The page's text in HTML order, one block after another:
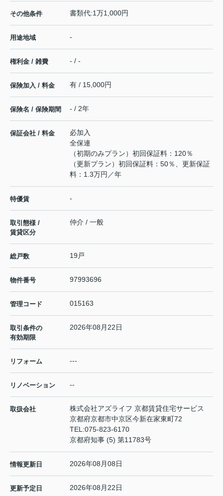
その他条件 書類代:1万1,000円
用途地域 -
権利金 / 雑費 - / -
保険加入 / 料金 有 / 15,000円
保険名 / 保険期間 - / 2年
保証会社 / 料金
必加入
全保連
（初期のみプラン）初回保証料：120％
（更新プラン）初回保証料：50％、更新保証
料：1.3万円／年
特優賃 -
取引態様 /
賃貸区分
仲介 / 一般
総戸数 19戸
物件番号 97993696
管理コード 015163
取引条件の
有効期限
2026年08月22日
リフォーム ---
リノベーション --
取扱会社
株式会社アズライフ 京都賃貸住宅サービス
京都府京都市中京区今新在家東町72
TEL:075-823-6170
京都府知事 (5) 第11783号
情報更新日 2026年08月08日
更新予定日 2026年08月22日